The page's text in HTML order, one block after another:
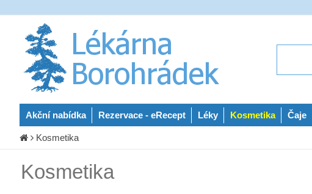
Akční nabídka Rezervace - eRecept Léky Kosmetika Čaje
Kosmetika
Kosmetika